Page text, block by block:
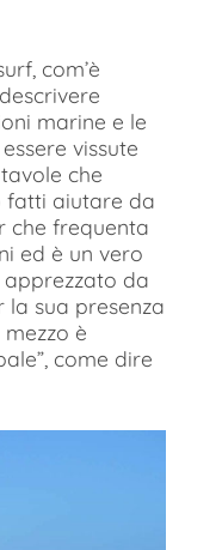
com’è
marine e le
vissute
che
fatti aiutare da
che frequenta
ed è un vero
da
sua presenza
è
come dire